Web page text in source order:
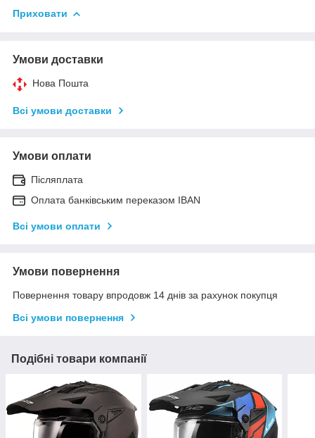
Приховати
Умови доставки
Нова Пошта
Всі умови доставки
Умови оплати
Післяплата
Оплата банківським переказом IBAN
Всі умови оплати
Умови повернення
Повернення товару впродовж 14 днів за рахунок покупця
Всі умови повернення
Подібні товари компанії